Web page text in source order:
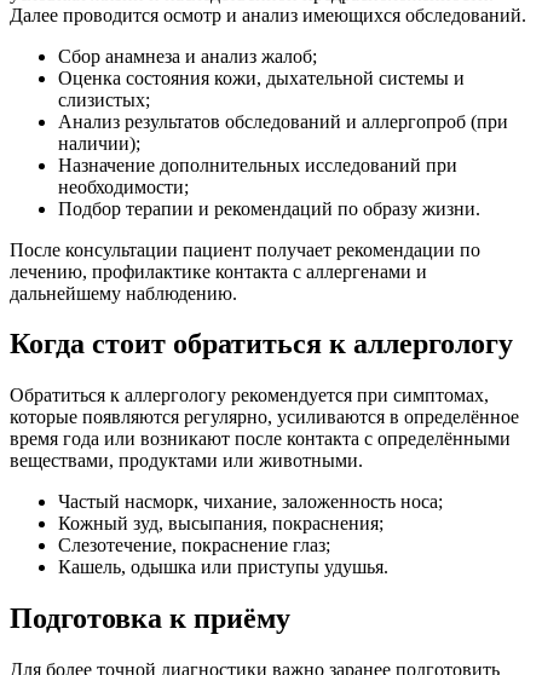
Далее проводится осмотр и анализ имеющихся обследований.
Сбор анамнеза и анализ жалоб;
Оценка состояния кожи, дыхательной системы и
слизистых;
Анализ результатов обследований и аллергопроб (при
наличии);
Назначение дополнительных исследований при
необходимости;
Подбор терапии и рекомендаций по образу жизни.
После консультации пациент получает рекомендации по
лечению, профилактике контакта с аллергенами и
дальнейшему наблюдению.
Когда стоит обратиться к аллергологу
Обратиться к аллергологу рекомендуется при симптомах,
которые появляются регулярно, усиливаются в определённое
время года или возникают после контакта с определёнными
веществами, продуктами или животными.
Частый насморк, чихание, заложенность носа;
Кожный зуд, высыпания, покраснения;
Слезотечение, покраснение глаз;
Кашель, одышка или приступы удушья.
Подготовка к приёму
Для более точной диагностики важно заранее подготовить